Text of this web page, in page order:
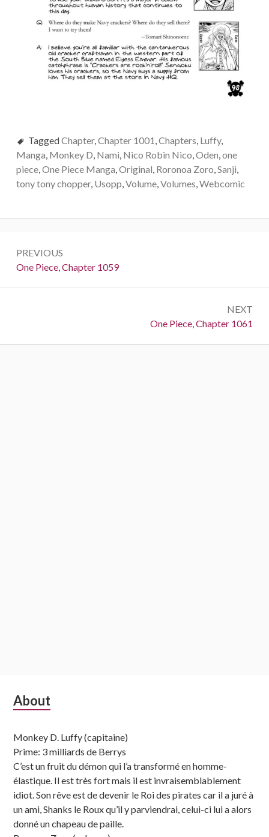
TaggedChapter,Chapter 1001,Chapters, Luffy,
Manga, Monkey D, Nami, Nico Robin Nico,Oden,one
piece,One Piece Manga,Original, Roronoa Zoro,Sanji,
tony tony chopper, Usopp,Volume,Volumes,Webcomic
navigation
PREVIOUS
Previous:
One Piece, Chapter 1059
NEXT
Next:
One Piece, Chapter 1061
Subsidiary
About
Monkey D. Luffy (capitaine)
Prime: 3 milliards de Berrys
C’est un fruit du démon qui l’a transformé en homme-
élastique. Il est très fort mais il est invraisemblablement
idiot. Son rêve est de devenir le Roi des pirates car il a juré à
un ami, Shanks le Roux qu’il y parviendrai, celui-ci lui a alors
donné un chapeau de paille.